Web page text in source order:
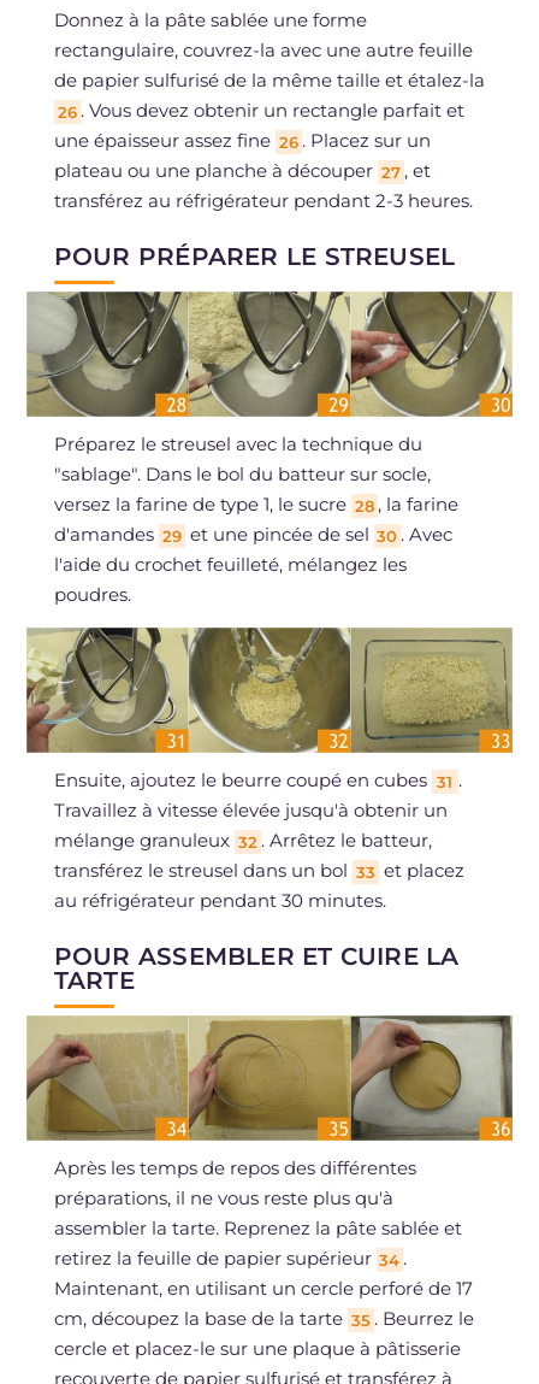
Donnez à la pâte sablée une forme
rectangulaire, couvrez-la avec une autre feuille
de papier sulfurisé de la même taille et étalez-la
26 . Vous devez obtenir un rectangle parfait et
une épaisseur assez fine 26 . Placez sur un
plateau ou une planche à découper 27 , et
transférez au réfrigérateur pendant 2-3 heures.
POUR PRÉPARER LE STREUSEL
Préparez le streusel avec la technique du
"sablage". Dans le bol du batteur sur socle,
versez la farine de type 1, le sucre 28 , la farine
d'amandes 29 et une pincée de sel 30 . Avec
l'aide du crochet feuilleté, mélangez les
poudres.
Ensuite, ajoutez le beurre coupé en cubes 31 .
Travaillez à vitesse élevée jusqu'à obtenir un
mélange granuleux 32 . Arrêtez le batteur,
transférez le streusel dans un bol 33 et placez
au réfrigérateur pendant 30 minutes.
POUR ASSEMBLER ET CUIRE LA
TARTE
Après les temps de repos des différentes
préparations, il ne vous reste plus qu'à
assembler la tarte. Reprenez la pâte sablée et
retirez la feuille de papier supérieur 34 .
Maintenant, en utilisant un cercle perforé de 17
cm, découpez la base de la tarte 35 . Beurrez le
cercle et placez-le sur une plaque à pâtisserie
recouverte de papier sulfurisé et transférez à